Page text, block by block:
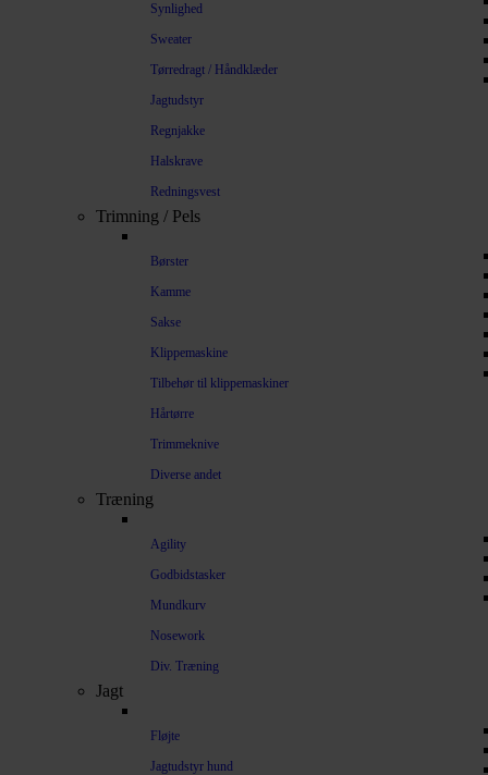
Synlighed
Sweater
Tørredragt / Håndklæder
Jagtudstyr
Regnjakke
Halskrave
Redningsvest
Trimning / Pels
Børster
Kamme
Sakse
Klippemaskine
Tilbehør til klippemaskiner
Hårtørre
Trimmeknive
Diverse andet
Træning
Agility
Godbidstasker
Mundkurv
Nosework
Div. Træning
Jagt
Fløjte
Jagtudstyr hund